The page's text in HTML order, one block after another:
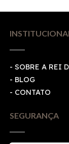
- SOBRE A REI
- BLOG
- CONTATO
SEGURANÇA